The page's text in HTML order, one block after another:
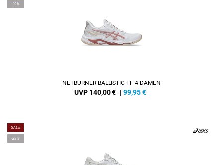
-29%
NETBURNER BALLISTIC FF 4 DAMEN
UVP 140,00 € | 99,95€
SALE
-23%